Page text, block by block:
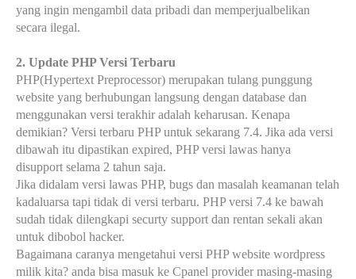
yang ingin mengambil data pribadi dan memperjualbelikan
secara ilegal.
2. Update PHP Versi Terbaru
PHP(Hypertext Preprocessor) merupakan tulang punggung
website yang berhubungan langsung dengan database dan
menggunakan versi terakhir adalah keharusan. Kenapa
demikian? Versi terbaru PHP untuk sekarang 7.4. Jika ada versi
dibawah itu dipastikan expired, PHP versi lawas hanya
disupport selama 2 tahun saja.
Jika didalam versi lawas PHP, bugs dan masalah keamanan telah
kadaluarsa tapi tidak di versi terbaru. PHP versi 7.4 ke bawah
sudah tidak dilengkapi securty support dan rentan sekali akan
untuk dibobol hacker.
Bagaimana caranya mengetahui versi PHP website wordpress
milik kita? anda bisa masuk ke Cpanel provider masing-masing